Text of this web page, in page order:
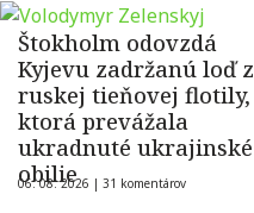
Štokholm odovzdá
Kyjevu zadržanú loď z
ruskej tieňovej flotily,
ktorá prevážala
ukradnuté ukrajinské
obilie
06. 08. 2026 | 31 komentárov